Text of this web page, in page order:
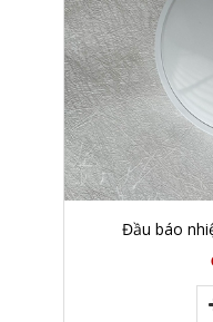
Đầu báo